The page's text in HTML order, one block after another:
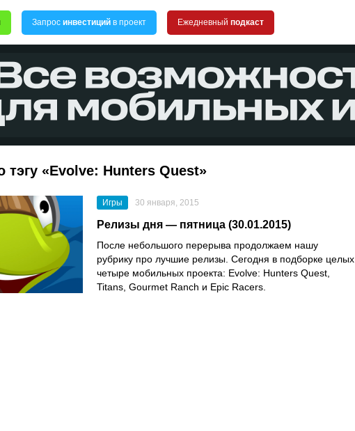
Запрос инвестиций в проект Ежедневный подкаст
тэгу «Evolve: Hunters Quest»
Игры 30 января, 2015
Релизы дня — пятница (30.01.2015)
После небольшого перерыва продолжаем нашу
рубрику про лучшие релизы. Сегодня в подборке целых
четыре мобильных проекта: Evolve: Hunters Quest,
Titans, Gourmet Ranch и Epic Racers.